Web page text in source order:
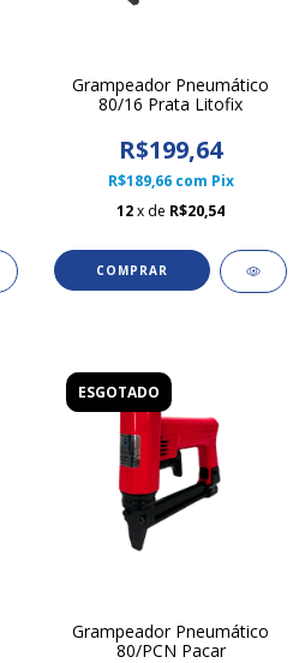
Grampeador Pneumático
80/16 Prata Litofix
R$199,64
R$189,66 com Pix
12x de R$20,54
ESGOTADO
Grampeador Pneumático
80/PCN Pacar